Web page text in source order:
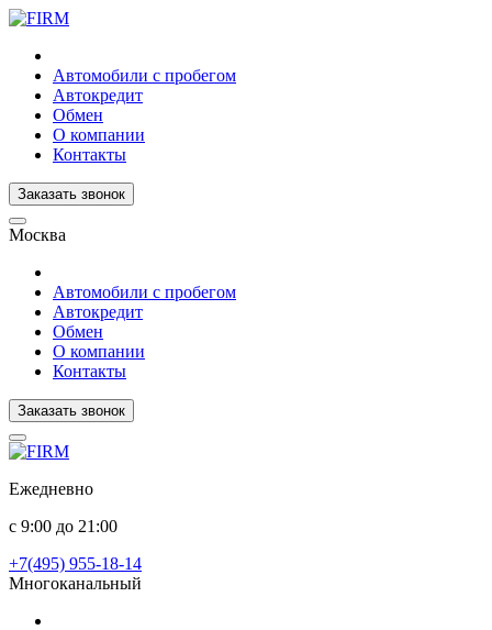
Автомобили с пробегом
Автокредит
Обмен
О компании
Контакты
Заказать звонок
Москва
Автомобили с пробегом
Автокредит
Обмен
О компании
Контакты
Заказать звонок
Ежедневно
с 9:00 до 21:00
+7(495) 955-18-14
Многоканальный